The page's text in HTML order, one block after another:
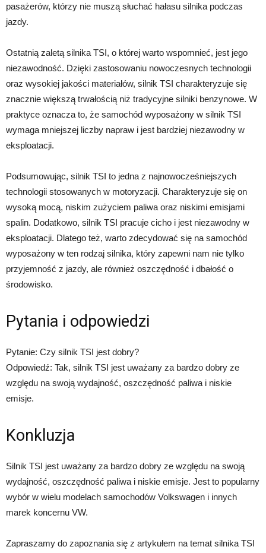
pasażerów, którzy nie muszą słuchać hałasu silnika podczas
jazdy.
Ostatnią zaletą silnika TSI, o której warto wspomnieć, jest jego
niezawodność. Dzięki zastosowaniu nowoczesnych technologii
oraz wysokiej jakości materiałów, silnik TSI charakteryzuje się
znacznie większą trwałością niż tradycyjne silniki benzynowe. W
praktyce oznacza to, że samochód wyposażony w silnik TSI
wymaga mniejszej liczby napraw i jest bardziej niezawodny w
eksploatacji.
Podsumowując, silnik TSI to jedna z najnowocześniejszych
technologii stosowanych w motoryzacji. Charakteryzuje się on
wysoką mocą, niskim zużyciem paliwa oraz niskimi emisjami
spalin. Dodatkowo, silnik TSI pracuje cicho i jest niezawodny w
eksploatacji. Dlatego też, warto zdecydować się na samochód
wyposażony w ten rodzaj silnika, który zapewni nam nie tylko
przyjemność z jazdy, ale również oszczędność i dbałość o
środowisko.
Pytania i odpowiedzi
Pytanie: Czy silnik TSI jest dobry?
Odpowiedź: Tak, silnik TSI jest uważany za bardzo dobry ze
względu na swoją wydajność, oszczędność paliwa i niskie
emisje.
Konkluzja
Silnik TSI jest uważany za bardzo dobry ze względu na swoją
wydajność, oszczędność paliwa i niskie emisje. Jest to popularny
wybór w wielu modelach samochodów Volkswagen i innych
marek koncernu VW.
Zapraszamy do zapoznania się z artykułem na temat silnika TSI